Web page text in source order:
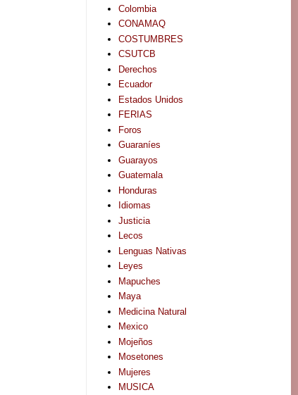
Colombia
CONAMAQ
COSTUMBRES
CSUTCB
Derechos
Ecuador
Estados Unidos
FERIAS
Foros
Guaraníes
Guarayos
Guatemala
Honduras
Idiomas
Justicia
Lecos
Lenguas Nativas
Leyes
Mapuches
Maya
Medicina Natural
Mexico
Mojeños
Mosetones
Mujeres
MUSICA